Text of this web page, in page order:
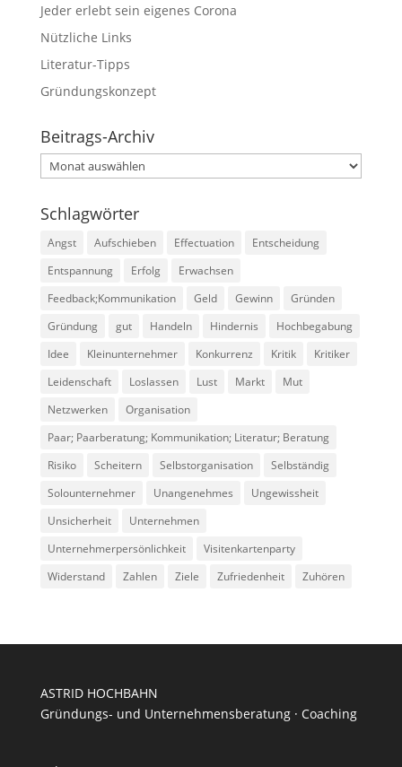
Jeder erlebt sein eigenes Corona
Nützliche Links
Literatur-Tipps
Gründungskonzept
Beitrags-Archiv
Beitrags-
Archiv
Schlagwörter
Angst Aufschieben Effectuation
Entscheidung
Entspannung
Erfolg
Erwachsen
Feedback;Kommunikation
Geld Gewinn
Gründen
Gründung
gut Handeln Hindernis
Hochbegabung
Idee
Kleinunternehmer Konkurrenz Kritik
Kritiker
Leidenschaft
Loslassen Lust Markt
Mut
Netzwerken
Organisation
Paar; Paarberatung; Kommunikation; Literatur; Beratung
Risiko
Scheitern Selbstorganisation
Selbständig
Solounternehmer
Unangenehmes
Ungewissheit
Unsicherheit
Unternehmen
Unternehmerpersönlichkeit
Visitenkartenparty
Widerstand
Zahlen Ziele Zufriedenheit Zuhören
ASTRID HOCHBAHN
Gründungs- und Unternehmensberatung · Coaching